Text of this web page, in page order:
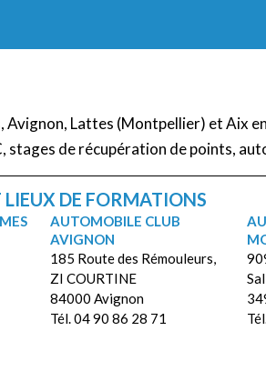
Avignon, Lattes (Montpellier) et Aix
de récupération de points,
LIEUX DE FORMATIONS
AUTOMOBILE CLUB
AVIGNON
185 Route des Rémouleurs,
ZI COURTINE
84000 Avignon
Tél. 04 90 86 28 71